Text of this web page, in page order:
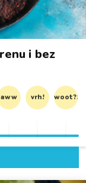
i bez
aww vrh! woot?!